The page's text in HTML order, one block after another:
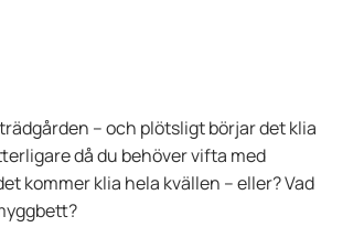
– och plötsligt börjar det klia
då du behöver vifta med
kommer klia hela kvällen – eller? Vad